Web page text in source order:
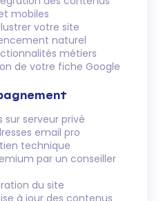
mobiles
votre site
naturel
métiers
de votre fiche Google
serveur privé
email pro
technique
par un conseiller
du site
à jour des contenus